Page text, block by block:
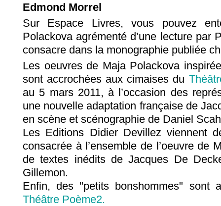
Edmond Morrel
Sur Espace Livres, vous pouvez
Polackova agrémenté d’une lecture par
consacre dans la monographie publiée
Les oeuvres de Maja Polackova
sont accrochées aux cimaises du
au 5 mars 2011, à l’occasion des
une nouvelle adaptation française de
en scène et scénographie de Daniel
Les Editions Didier Devillez viennent
consacrée à l’ensemble de l’oeuvre de
de textes inédits de Jacques De
Gillemon.
Enfin, des "petits bonshommes" sont
Théâtre Poème2.